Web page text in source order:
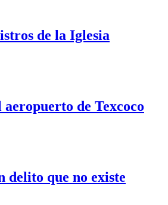
de la Iglesia
de Texcoco
delito que no existe